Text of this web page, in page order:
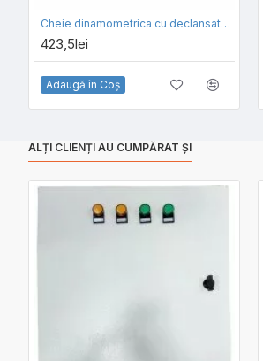
Cheie dinamometrica cu declansator UNIOR cu antrenor de 1/4 inch 264
423,5lei
Adaugă în Coş
ALȚI CLIENȚI AU CUMPĂRAT ȘI